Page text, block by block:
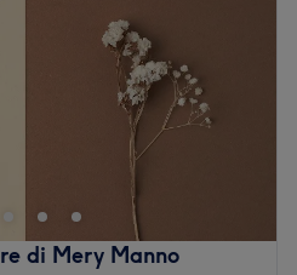
09:00
Chiuso
Panacea è in via della
a Frascineto in provincia di
e sportive in
di Mery Manno